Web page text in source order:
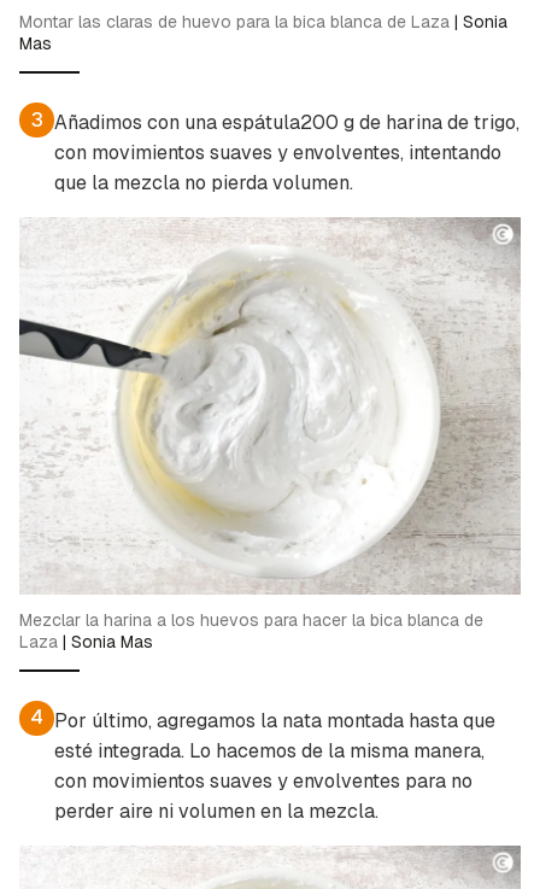
Guardar como favorito
Para poder guardar como favorito, primero has
de iniciar sesión con tu cuenta de Cocinatis.
INICIAR SESIÓN
Montar las claras de huevo para la bica blanca de Laza | Sonia
Mas
3 Añadimos con una espátula200 g de harina de trigo,
con movimientos suaves y envolventes, intentando
que la mezcla no pierda volumen.
Mezclar la harina a los huevos para hacer la bica blanca de
Laza | Sonia Mas
4 Por último, agregamos la nata montada hasta que
esté integrada. Lo hacemos de la misma manera,
con movimientos suaves y envolventes para no
perder aire ni volumen en la mezcla.
Gracias por suscribirte a nuestro boletín.
ACEPTAR